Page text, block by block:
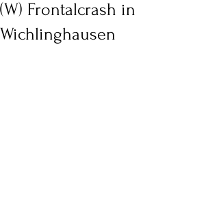
(W) Frontalcrash in
Wichlinghausen